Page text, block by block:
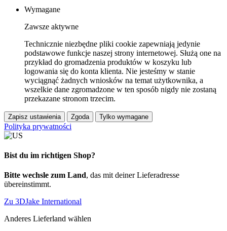
Wymagane
Zawsze aktywne
Technicznie niezbędne pliki cookie zapewniają jedynie
podstawowe funkcje naszej strony internetowej. Służą one na
przykład do gromadzenia produktów w koszyku lub
logowania się do konta klienta. Nie jesteśmy w stanie
wyciągnąć żadnych wniosków na temat użytkownika, a
wszelkie dane zgromadzone w ten sposób nigdy nie zostaną
przekazane stronom trzecim.
Zapisz ustawienia Zgoda Tylko wymagane
Polityka prywatności
Bist du im richtigen Shop?
Bitte wechsle zum Land, das mit deiner Lieferadresse
übereinstimmt.
Zu 3DJake International
Anderes Lieferland wählen